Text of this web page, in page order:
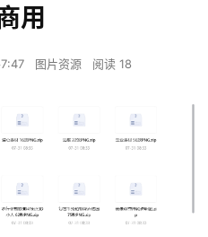
用
图片资源 阅读 18